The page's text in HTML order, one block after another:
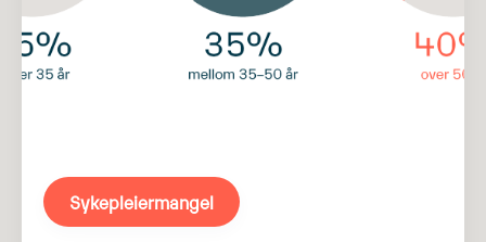
Sykepleiermangel